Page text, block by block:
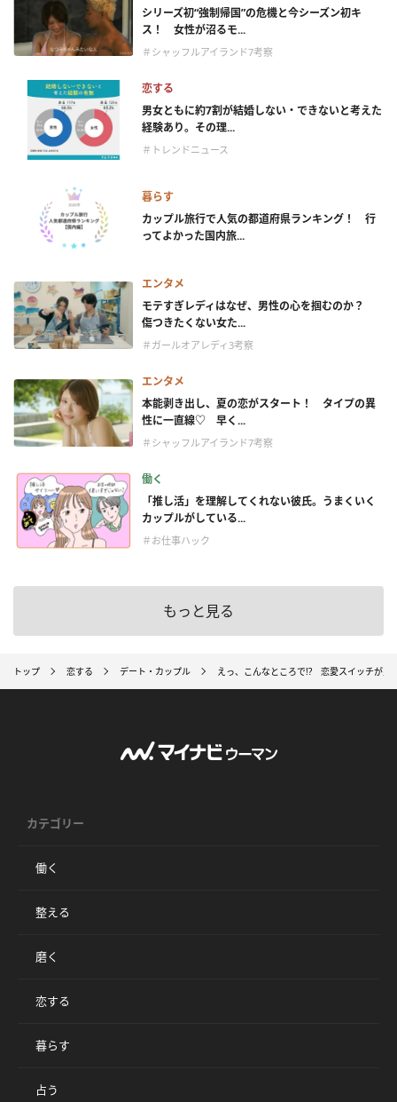
シリーズ初“強制帰国”の危機と今シーズン初キ
ス！ 女性が沼るモ...
＃シャッフルアイランド7考察
恋する
男女ともに約7割が結婚しない・できないと考えた
経験あり。その理...
＃トレンドニュース
暮らす
カップル旅行で人気の都道府県ランキング！ 行
ってよかった国内旅...
エンタメ
モテすぎレディはなぜ、男性の心を掴むのか？
傷つきたくない女た...
＃ガールオアレディ3考察
エンタメ
本能剥き出し、夏の恋がスタート！ タイプの異
性に一直線♡ 早く...
＃シャッフルアイランド7考察
働く
「推し活」を理解してくれない彼氏。うまくいく
カップルがしている...
＃お仕事ハック
もっと見る
トップ 恋する デート・カップル えっ、こんなところで!? 恋愛スイッチが入
カテゴリー
働く
整える
磨く
恋する
暮らす
占う